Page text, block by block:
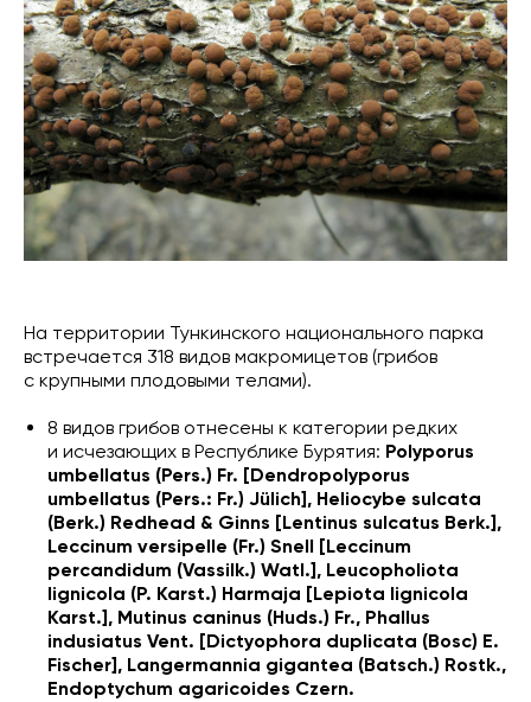
На территории Тункинского национального парка
встречается 318 видов макромицетов (грибов
с крупными плодовыми телами).
8 видов грибов отнесены к категории редких
и исчезающих в Республике Бурятия: Polyporus
umbellatus (Pers.) Fr. [Dendropolyporus
umbellatus (Pers.: Fr.) Jülich], Heliocybe sulcata
(Berk.) Redhead & Ginns [Lentinus sulcatus Berk.],
Leccinum versipelle (Fr.) Snell [Leccinum
percandidum (Vassilk.) Watl.], Leucopholiota
lignicola (P. Karst.) Harmaja [Lepiota lignicola
Karst.], Mutinus caninus (Huds.) Fr., Phallus
indusiatus Vent. [Dictyophora duplicata (Bosc) E.
Fischer], Langermannia gigantea (Batsch.) Rostk.,
Endoptychum agaricoides Czern.